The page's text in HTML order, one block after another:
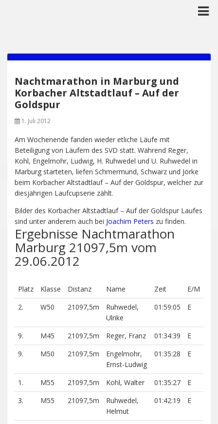
Nachtmarathon in Marburg und
Korbacher Altstadtlauf – Auf der
Goldspur
1. Juli 2012
Am Wochenende fanden wieder etliche Läufe mit
Beteiligung von Läufern des SVD statt. Während Reger,
Kohl, Engelmohr, Ludwig, H. Ruhwedel und U. Ruhwedel in
Marburg starteten, liefen Schmermund, Schwarz und Jörke
beim Korbacher Altstadtlauf – Auf der Goldspur, welcher zur
diesjährigen Laufcupserie zählt.
Bilder des Korbacher Altstadtlauf – Auf der Goldspur Laufes
sind unter anderem auch bei Joachim Peters zu finden.
Ergebnisse Nachtmarathon
Marburg 21097,5m vom
29.06.2012
Platz Klasse Distanz Name Zeit
E/M
2.
W50 21097,5m
Ruhwedel,
Ulrike
01:59:05 E
9. M45 21097,5m Reger, Franz 01:34:39
E
9.
M50 21097,5m
Engelmohr,
Ernst-Ludwig
01:35:28 E
1. M55 21097,5m Kohl, Walter 01:35:27
E
3.
M55 21097,5m
Ruhwedel,
Helmut
01:42:19 E